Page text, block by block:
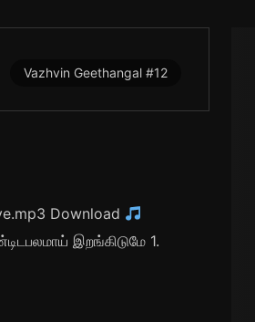
Vazhvin Geethangal #12
Download
இறங்கிடுமே 1.